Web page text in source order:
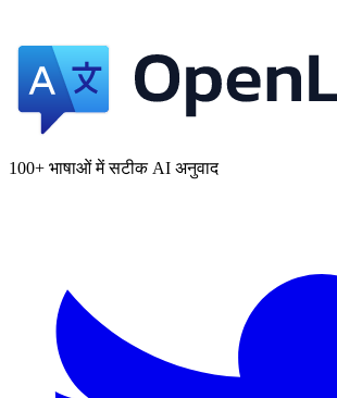
100+ भाषाओं में सटीक AI अनुवाद